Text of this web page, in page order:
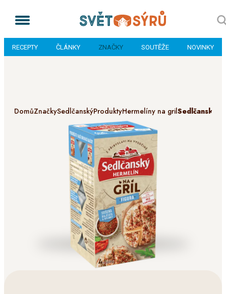
RECEPTY ČLÁNKY ZNAČKY SOUTĚŽE NOVINKY
DomůZnačkySedlčanskýProduktyHermelíny na grilSedlčanský